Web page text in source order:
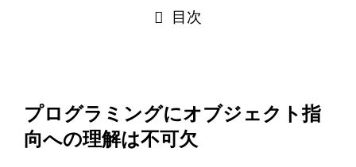
目次
プログラミングにオブジェクト指
向への理解は不可欠